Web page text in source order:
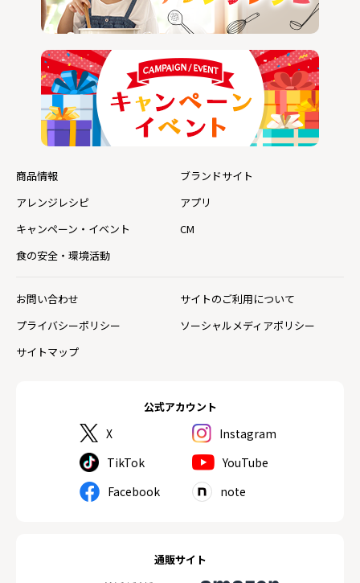
公式アカウント
X
Instagram
TikTok
YouTube
Facebook
note
通販サイト
商品情報
ブランドサイト
アレンジレシピ
アプリ
キャンペーン・イベント
CM
食の安全・環境活動
お問い合わせ
サイトのご利用について
プライバシーポリシー
ソーシャルメディアポリシー
サイトマップ